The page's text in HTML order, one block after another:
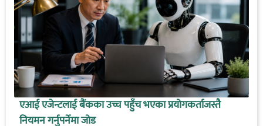
एआई एजेन्टलाई बैंकका उच्च पहुँच भएका प्रयोगकर्ताजस्तै
नियमन गर्नुपर्नेमा जोड